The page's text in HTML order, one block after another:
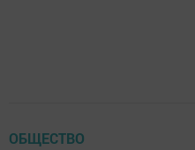
ОБЩЕСТВО